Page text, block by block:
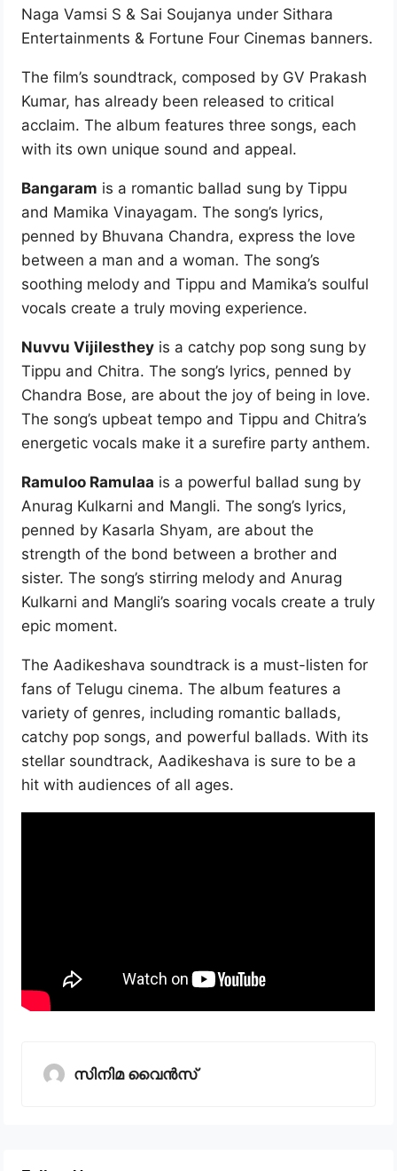
Naga Vamsi S & Sai Soujanya under Sithara
Entertainments & Fortune Four Cinemas banners.
The film’s soundtrack, composed by GV Prakash
Kumar, has already been released to critical
acclaim. The album features three songs, each
with its own unique sound and appeal.
Bangaram is a romantic ballad sung by Tippu
and Mamika Vinayagam. The song’s lyrics,
penned by Bhuvana Chandra, express the love
between a man and a woman. The song’s
soothing melody and Tippu and Mamika’s soulful
vocals create a truly moving experience.
Nuvvu Vijilesthey is a catchy pop song sung by
Tippu and Chitra. The song’s lyrics, penned by
Chandra Bose, are about the joy of being in love.
The song’s upbeat tempo and Tippu and Chitra’s
energetic vocals make it a surefire party anthem.
Ramuloo Ramulaa is a powerful ballad sung by
Anurag Kulkarni and Mangli. The song’s lyrics,
penned by Kasarla Shyam, are about the
strength of the bond between a brother and
sister. The song’s stirring melody and Anurag
Kulkarni and Mangli’s soaring vocals create a truly
epic moment.
The Aadikeshava soundtrack is a must-listen for
fans of Telugu cinema. The album features a
variety of genres, including romantic ballads,
catchy pop songs, and powerful ballads. With its
stellar soundtrack, Aadikeshava is sure to be a
hit with audiences of all ages.
സിനിമ വൈൻസ്